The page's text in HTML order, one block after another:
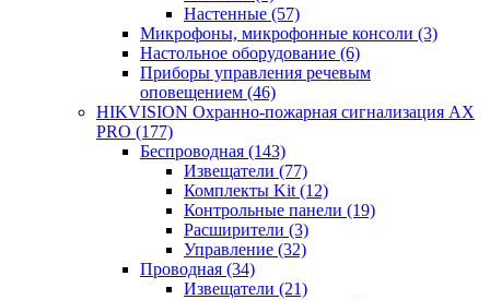
Настенные (57)
Микрофоны, микрофонные консоли (3)
Настольное оборудование (6)
Приборы управления речевым
оповещением (46)
HIKVISION Охранно-пожарная сигнализация AX
PRO (177)
Беспроводная (143)
Извещатели (77)
Комплекты Kit (12)
Контрольные панели (19)
Расширители (3)
Управление (32)
Проводная (34)
Извещатели (21)